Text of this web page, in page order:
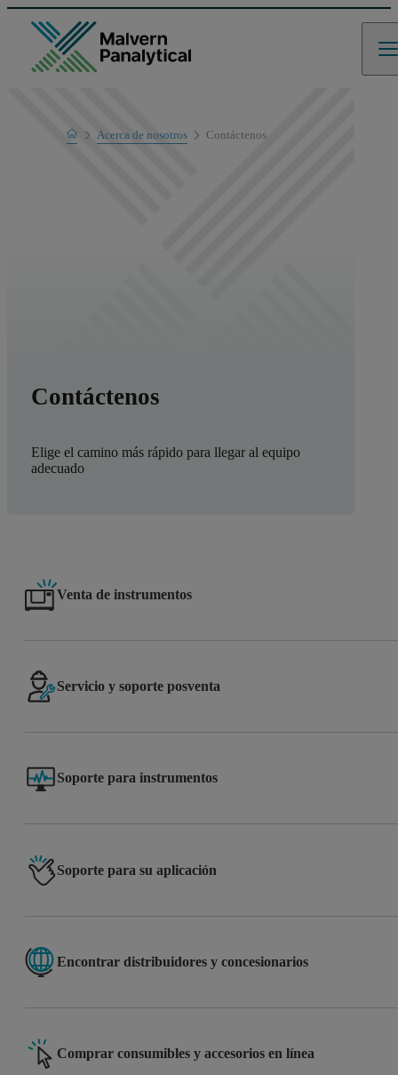
HomeAcerca de nosotros Contáctenos
Contáctenos
Elige el camino más rápido para llegar al equipo
adecuado
Venta de instrumentos
Servicio y soporte posventa
Soporte para instrumentos
Soporte para su aplicación
Encontrar distribuidores y concesionarios
Comprar consumibles y accesorios en línea